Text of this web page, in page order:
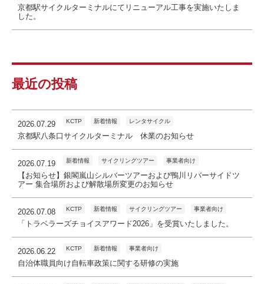
京都駅サイクルターミナルにてリニューアル工事を実施いたしま
した。
最近の投稿
2026.07.29 KCTP 新着情報 レンタサイクル
京都駅八条口サイクルターミナル 休業のお知らせ
2026.07.19 新着情報 サイクリングツアー 事業者向け
【お知らせ】銀閣嵐山シルバーツアーおよび鴨川リバーサイドツ
アー 集合場所および解散場所変更のお知らせ
2026.07.08 KCTP 新着情報 サイクリングツアー 事業者向け
「トラベラーズチョイスアワード2026」を受賞いたしました。
2026.06.22 KCTP 新着情報 事業者向け
自治体職員向け自転車政策に関する研修の実施